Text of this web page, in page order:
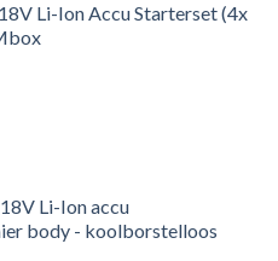
Li-Ion Accu Starterset (4x
Li-Ion accu
body - koolborstelloos